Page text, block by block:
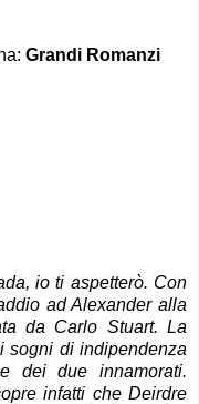
Grandi Romanzi
io ti aspetterò. Con
ad Alexander alla
da Carlo Stuart. La
sogni di indipendenza
dei due innamorati.
infatti che Deirdre